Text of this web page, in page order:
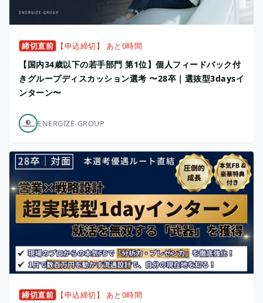
締切直前 【申込締切】 あと0時間
【国内34歳以下の若手部門 第1位】個人フィードバック付
きグループディスカッション選考 〜28卒｜選抜型3daysイ
ンターン〜
ENERGIZE-GROUP
締切直前 【申込締切】 あと0時間